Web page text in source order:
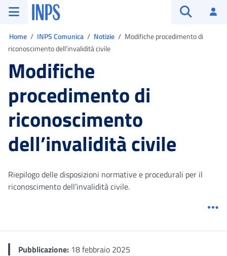
Vai al menu principale
Vai al contenuto principale
Vai al pie' di pagina
INPS ()
Home INPS Comunica Notizie
Modifiche procedimento di
riconoscimento dell’invalidità civile
Modifiche
procedimento di
riconoscimento
dell’invalidità civile
Riepilogo delle disposizioni normative e procedurali per il
riconoscimento dell’invalidità civile.
Pubblicazione: 18 febbraio 2025